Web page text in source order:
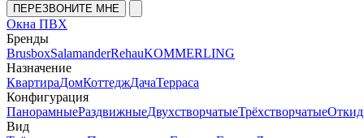
ПЕРЕЗВОНИТЕ МНЕ
Окна ПВХ
Бренды
BrusboxSalamanderRehauKOMMERLING
Назначение
КвартираДомКоттеджДачаТерраса
Конфигурация
ПанорамныеРаздвижныеДвухстворчатыеТрёхстворчатые
Вид